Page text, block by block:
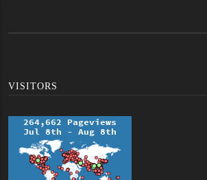
VISITORS